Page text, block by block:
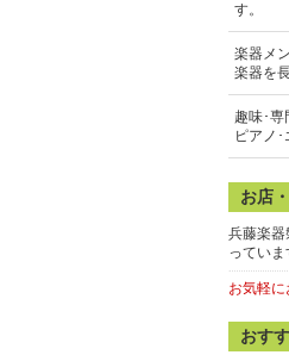
す。
楽器メ
楽器を
趣味･専
ピアノ
お店
兵藤楽器
ってい
お気軽
おす